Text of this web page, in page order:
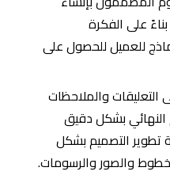
على الفكرة
للعميل للحصول على
التعليقات والملاحظات
النهائي بشكل دقيق
تطوير التصميم بشكل
والصور والرسومات.